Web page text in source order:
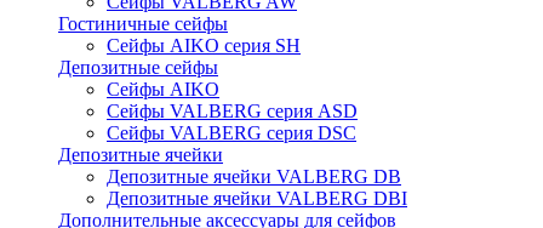
Гостиничные сейфы
Сейфы AIKO серия SH
Депозитные сейфы
Сейфы AIKO
Сейфы VALBERG серия ASD
Сейфы VALBERG серия DSC
Депозитные ячейки
Депозитные ячейки VALBERG DB
Депозитные ячейки VALBERG DBI
Дополнительные аксессуары для сейфов